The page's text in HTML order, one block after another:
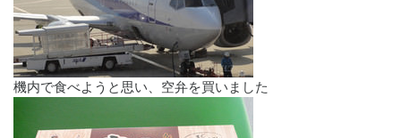
機内で食べようと思い、空弁を買いました